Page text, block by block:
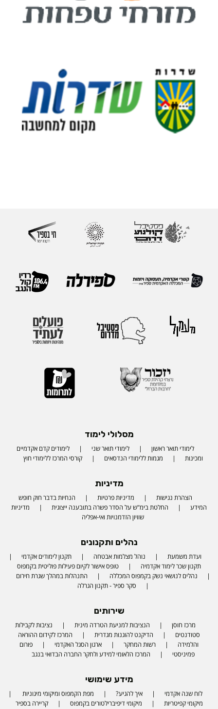
מסלולי לימוד
לימודי תואר ראשון לימודי תואר שני
לימודים קדם אקדמיים
ומכינות
מגמות ללימודי הנדסאים קורסי המרכז ללימודי חוץ
מדיניות
הצהרת נגישות מדיניות פרטיות
הנחיות בדבר חוק חופש
המידע
החלטת בימ"ש על הסדר פשרה בתובענה ייצוגית
מדיניות
שוויון הזדמנויות ואי-אפליה
נהלים ותקנונים
ועדת משמעת נוהל מצלמות אבטחה
תקנון לימודים אקדמי
תקנון שכר לימוד אקדמיה
טופס אישור לקיום פעילות פוליטית בקמפוס
נהלים לנושאי נשק בקמפוס המכללה
התנהלות במהלך שגרת חירום
סקר ספיר - תקנון הגרלה
שירותים
מרכז חוסן הנציבות למניעת הטרדה מינית
נציבות לקבילות
סטודנטים
הדיקנט להוגנות מגדרית
המרכז לקידום ההוראה
והלמידה
רשות המחקר ארגון הסגל האקדמי
פורום
פמיניסטי
המרכז הלאומי למידע ולחקר החברה הבדואי בנגב
מידע שימושי
לוח שנה אקדמי איך להגיע?
מפת הקמפוס ומיקומי מיגוניות
מיקומי קפיטריות
מיקומי דיפיברילטורים בקמפוס
קריירה בספיר